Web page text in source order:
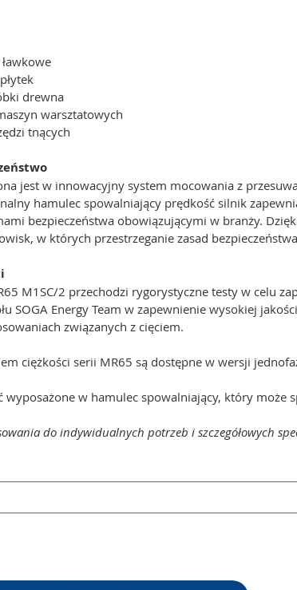
ławkowe
drewna
warsztatowych
tnących
jest w innowacyjny system mocowania z
hamulec spowalniający prędkość silnik
bezpieczeństwa obowiązującymi w branży.
w których przestrzeganie zasad
M1SC/2 przechodzi rygorystyczne testy w celu
SOGA Energy Team w zapewnienie wysokiej
związanych z cięciem.
ciężkości serii MR65 są dostępne w wersji
wyposażone w hamulec spowalniający, który może
do indywidualnych potrzeb i szczegółowych